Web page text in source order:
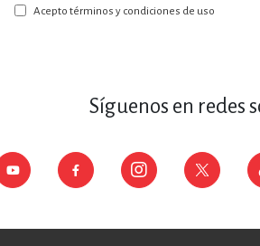
boletín:
Acepto términos y condiciones de uso
Síguenos en redes